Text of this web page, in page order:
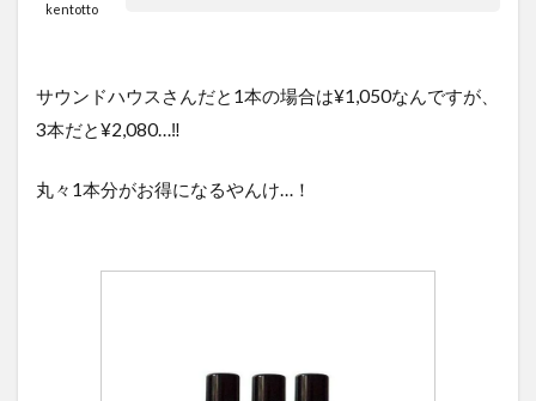
kentotto
サウンドハウスさんだと1本の場合は¥1,050なんですが、
3本だと¥2,080…‼︎
丸々1本分がお得になるやんけ…！